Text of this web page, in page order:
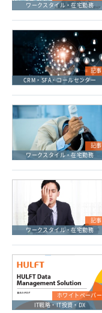
ワークスタイル・在宅勤務
記事
CRM・SFA・コールセンター
記事
ワークスタイル・在宅勤務
記事
ワークスタイル・在宅勤務
ホワイトペーパー
IT戦略・IT投資・DX